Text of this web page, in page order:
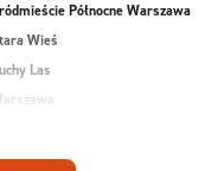
Północne Warszawa
Wieś
Las